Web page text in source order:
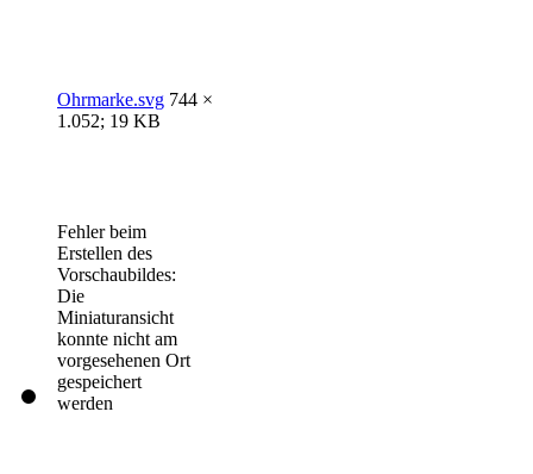
Ohrmarke.svg 744 ×
1.052; 19 KB
Fehler beim
Erstellen des
Vorschaubildes:
Die
Miniaturansicht
konnte nicht am
vorgesehenen Ort
gespeichert
werden